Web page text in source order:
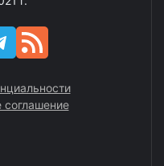
соглашение